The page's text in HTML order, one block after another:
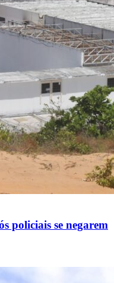
policiais se negarem